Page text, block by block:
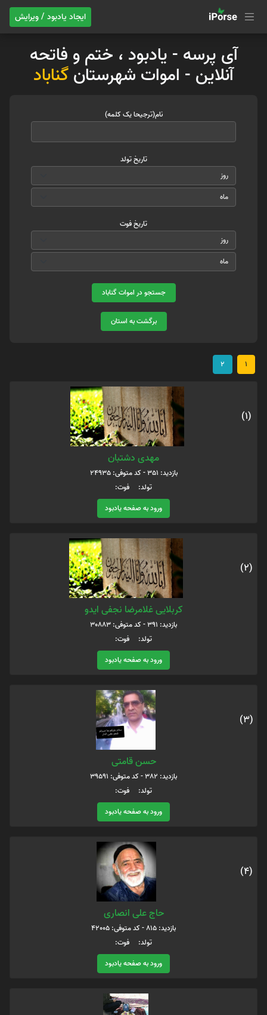
ایجاد یادبود / ویرایش
آی پرسه - یادبود ، ختم و فاتحه
آنلاین - اموات شهرستانگناباد
نام(ترجیحا یک کلمه)
تاریخ تولد
تاریخ فوت
جستجو در اموات گناباد
برگشت به استان
1
2
(1)
مهدی دشتبان
بازدید: 351 - کد متوفی: 24935
تولد: فوت:
ورود به صفحه یادبود
(2)
کربلایی غلامرضا نجفی ایدو
بازدید: 391 - کد متوفی: 30883
تولد: فوت:
ورود به صفحه یادبود
(3)
حسن قامتی
بازدید: 382 - کد متوفی: 39591
تولد: فوت:
ورود به صفحه یادبود
(4)
حاج علی انصاری
بازدید: 815 - کد متوفی: 42005
تولد: فوت:
ورود به صفحه یادبود